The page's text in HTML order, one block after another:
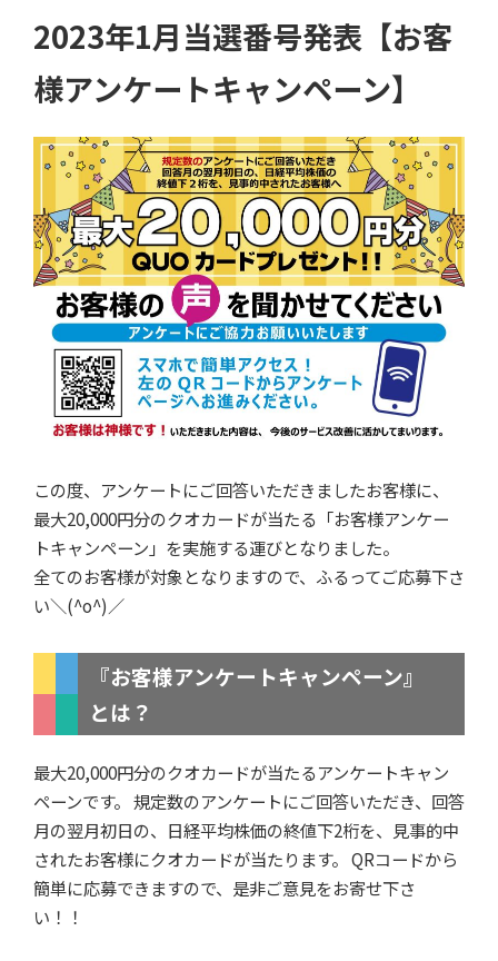
2023年1月当選番号発表【お客
様アンケートキャンペーン】
この度、アンケートにご回答いただきましたお客様に、
最大20,000円分のクオカードが当たる「お客様アンケー
トキャンペーン」を実施する運びとなりました。
全てのお客様が対象となりますので、ふるってご応募下さ
い＼(^o^)／
『お客様アンケートキャンペーン』
とは？
最大20,000円分のクオカードが当たるアンケートキャン
ペーンです。 規定数のアンケートにご回答いただき、回答
月の翌月初日の、日経平均株価の終値下2桁を、見事的中
されたお客様にクオカードが当たります。 QRコードから
簡単に応募できますので、是非ご意見をお寄せ下さ
い！！